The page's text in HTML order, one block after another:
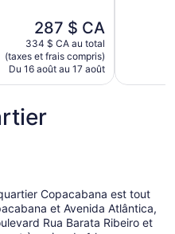
Le
prix
est
de
287 $ CA
287 $ CA
334 $ CA au total
(taxes et frais compris)
Du 16 août au 17 août
Copacabana est tout
et Avenida Atlântica,
Rua Barata Ribeiro et